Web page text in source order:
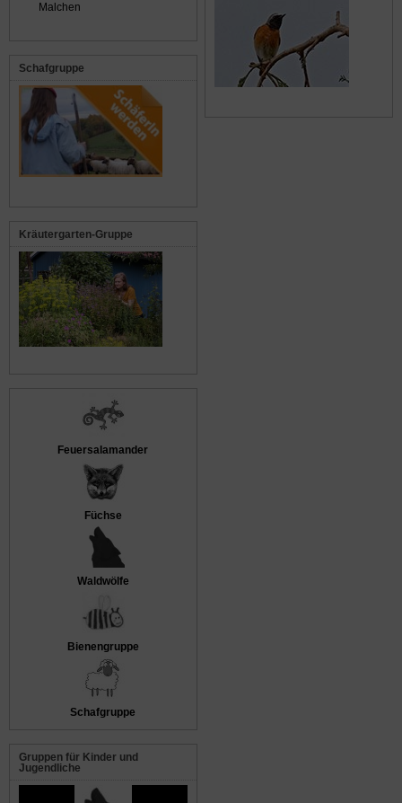
Malchen
Schafgruppe
Kräutergarten-Gruppe
Feuersalamander
Füchse
Waldwölfe
Bienengruppe
Schafgruppe
Gruppen für Kinder und
Jugendliche